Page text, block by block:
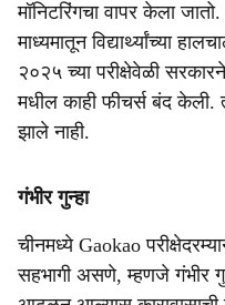
मॉनिटरिंगचा वापर केला
माध्यमातून विद्यार्थ्यांच्या
२०२५ च्या परीक्षेवेळी
मधील काही फीचर्स बंद
झाले नाही.
गंभीर गुन्हा
चीनमध्ये Gaokao
सहभागी असणे, म्हणजे गंभीर